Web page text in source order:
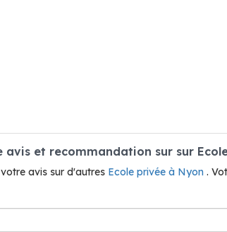
avis et recommandation sur sur
avis sur d'autres Ecole privée à Nyon .